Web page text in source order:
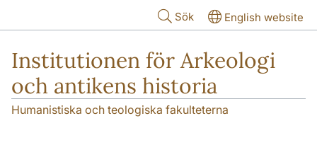
Sök English website
Institutionen för Arkeologi
och antikens historia
Humanistiska och teologiska fakulteterna